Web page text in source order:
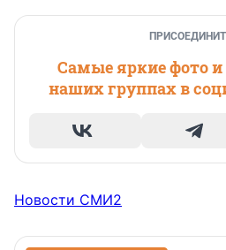
Самые яркие фото
наших группах в
Новости СМИ2